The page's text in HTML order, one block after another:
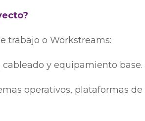
trabajo o Workstreams:
cableado y equipamiento base.
operativos, plataformas de